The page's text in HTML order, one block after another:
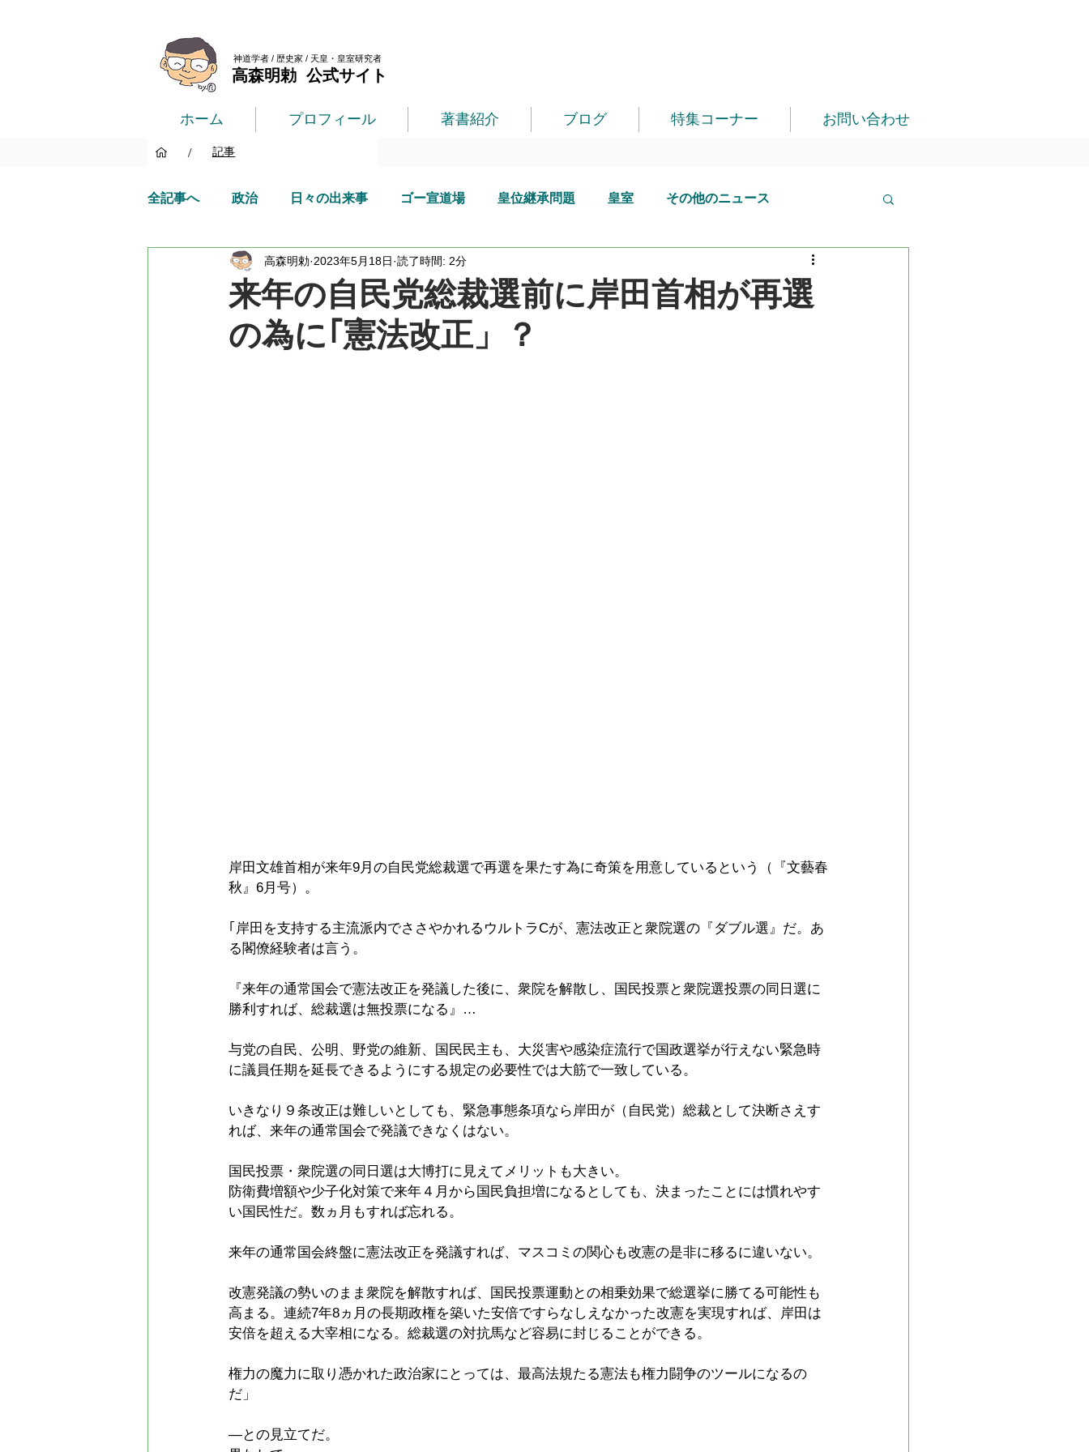
神道学者 / 歴史家 / 天皇・皇室研究者
高森明勅 公式サイト
ホーム プロフィール 著書紹介 ブログ 特集コーナー お問い合わせ
/ 記事
全記事へ 政治 日々の出来事 ゴー宣道場 皇位継承問題 皇室 その他のニュース
来年の自民党総裁選前に岸田首相が再選
の為に｢憲法改正」？
高森明勅 2023年5月18日 読了時間: 2分
岸田文雄首相が来年9月の自民党総裁選で再選を果たす為に奇策を用意しているという（『文藝春
秋』6月号）。
｢岸田を支持する主流派内でささやかれるウルトラCが、憲法改正と衆院選の『ダブル選』だ。あ
る閣僚経験者は言う。
『来年の通常国会で憲法改正を発議した後に、衆院を解散し、国民投票と衆院選投票の同日選に
勝利すれば、総裁選は無投票になる』…
与党の自民、公明、野党の維新、国民民主も、大災害や感染症流行で国政選挙が行えない緊急時
に議員任期を延長できるようにする規定の必要性では大筋で一致している。
いきなり９条改正は難しいとしても、緊急事態条項なら岸田が（自民党）総裁として決断さえす
れば、来年の通常国会で発議できなくはない。
国民投票・衆院選の同日選は大博打に見えてメリットも大きい。
防衛費増額や少子化対策で来年４月から国民負担増になるとしても、決まったことには慣れやす
い国民性だ。数ヵ月もすれば忘れる。
来年の通常国会終盤に憲法改正を発議すれば、マスコミの関心も改憲の是非に移るに違いない。
改憲発議の勢いのまま衆院を解散すれば、国民投票運動との相乗効果で総選挙に勝てる可能性も
高まる。連続7年8ヵ月の長期政権を築いた安倍ですらなしえなかった改憲を実現すれば、岸田は
安倍を超える大宰相になる。総裁選の対抗馬など容易に封じることができる。
権力の魔力に取り憑かれた政治家にとっては、最高法規たる憲法も権力闘争のツールになるの
だ」
―との見立てだ。